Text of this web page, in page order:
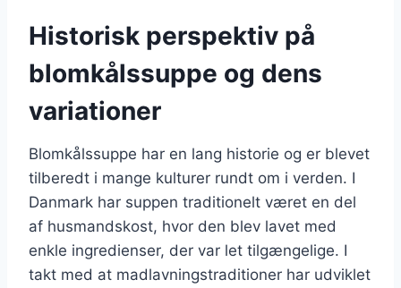
Historisk perspektiv på
blomkålssuppe og dens
variationer
Blomkålssuppe har en lang historie og er blevet
tilberedt i mange kulturer rundt om i verden. I
Danmark har suppen traditionelt været en del
af husmandskost, hvor den blev lavet med
enkle ingredienser, der var let tilgængelige. I
takt med at madlavningstraditioner har udviklet